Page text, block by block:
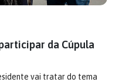
da Cúpula
vai tratar do tema